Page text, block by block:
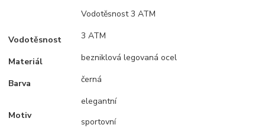
Vodotěsnost 3 ATM
Vodotěsnost 3 ATM
Materiál bezniklová legovaná ocel
Barva černá
Motiv
elegantní
sportovní